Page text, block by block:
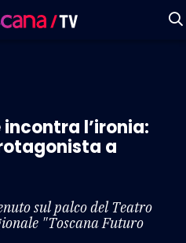
l’ironia:
a
sul palco del Teatro
"Toscana Futuro